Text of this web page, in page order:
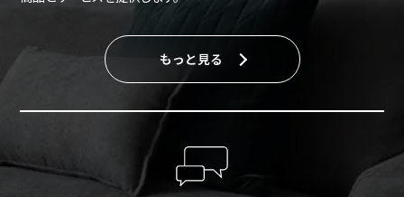
もっと見る